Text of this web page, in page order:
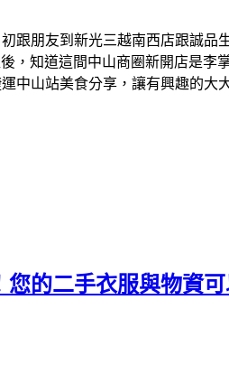
跟朋友到新光三越南西店跟誠
，知道這間中山商圈新開店是
中山站美食分享，讓有興趣的大
的二手衣服與物資